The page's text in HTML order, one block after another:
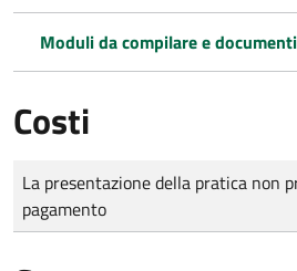
Moduli da compilare e
Costi
Tipo di pagamento
Importo
La presentazione della pratica non
pagamento